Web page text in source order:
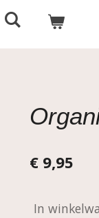
€ 9,95
In